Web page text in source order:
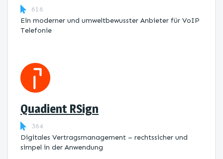
616
Ein moderner und umweltbewusster Anbieter für VoIP
Telefonie
Quadient RSign
364
Digitales Vertragsmanagement – rechtssicher und
simpel in der Anwendung